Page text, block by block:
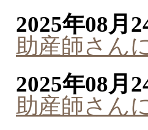
2025年08月
助産師さん
2025年08月
助産師さん